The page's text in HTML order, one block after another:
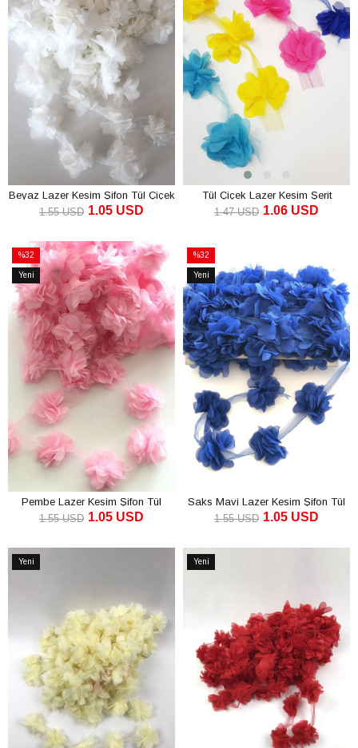
Beyaz Lazer Kesim Şifon Tül Çiçek
1.05 USD
1.55 USD
Tül Çiçek Lazer Kesim Şerit
1.06 USD
1.47 USD
%32
İndirim
%32İndirim
Yeni
Ürün
Pembe Lazer Kesim Şifon Tül
Çiçek
1.05 USD
1.55 USD
%32
İndirim
%32İndirim
Yeni
Ürün
Saks Mavi Lazer Kesim Şifon Tül
Çiçek
1.05 USD
1.55 USD
Yeni
Yeni